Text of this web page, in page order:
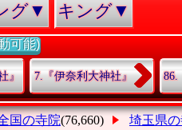
グ▼
キング▼
可能)
』 7.『伊奈利大神社』 86.
国の寺院(76,660) 埼玉県